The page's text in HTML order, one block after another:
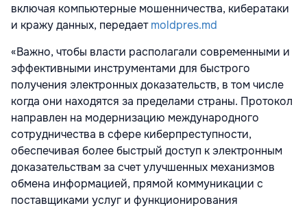
включая компьютерные мошенничества, кибератаки
и кражу данных, передаетmoldpres.md
«Важно, чтобы власти располагали современными и
эффективными инструментами для быстрого
получения электронных доказательств, в том числе
когда они находятся за пределами страны. Протокол
направлен на модернизацию международного
сотрудничества в сфере киберпреступности,
обеспечивая более быстрый доступ к электронным
доказательствам за счет улучшенных механизмов
обмена информацией, прямой коммуникации с
поставщиками услуг и функционирования